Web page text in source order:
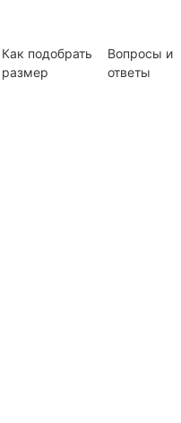
Как подобрать
размер
Вопросы и
ответы